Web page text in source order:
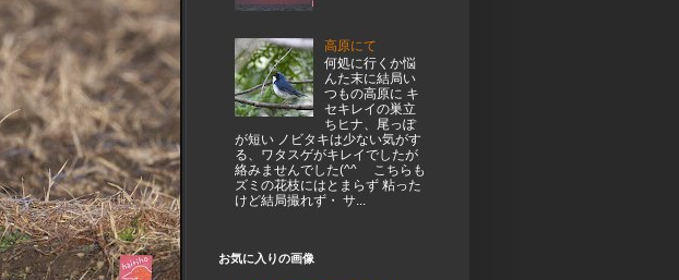
高原にて
何処に行くか悩
んた末に結局い
つもの高原に キ
セキレイの巣立
ちヒナ、尾っぽ
が短い ノビタキは少ない気がす
る、ワタスゲがキレイでしたが
絡みませんでした(^^ゞ こちらも
ズミの花枝にはとまらず 粘った
けど結局撮れず・ サ...
お気に入りの画像